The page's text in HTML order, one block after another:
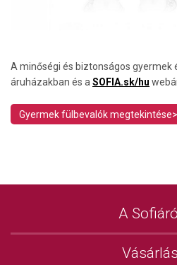
A minőségi és biztonságos gyermek
áruházakban és a SOFIA.sk/hu
Gyermek fülbevalók megtekintése>
A
Vásárlás